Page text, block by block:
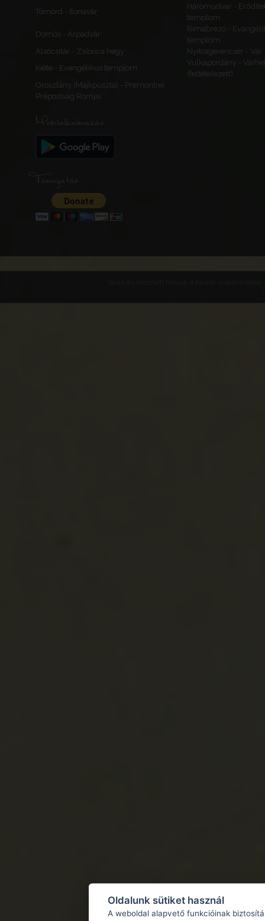
Tömörd - Ilonavár
Háromudvar -
templom
Dömös - Árpádvár
Rimabrézó -
templom
Alsócsitár - Zsibrica hegy
Nyitragerencsér - Vár
Kiéte - Evangélikus templom
Vulkapordány -
(feltételezett)
Oroszlány (Majkpuszta) - Premontrei
Prépostság Romjai
Mobilalkalmazás
Támogatás
Oldalunk sütiket használ
A weboldal alapvető funkcióinak